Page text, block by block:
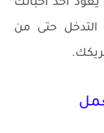
أحد أحبائك
التدخل حتى من